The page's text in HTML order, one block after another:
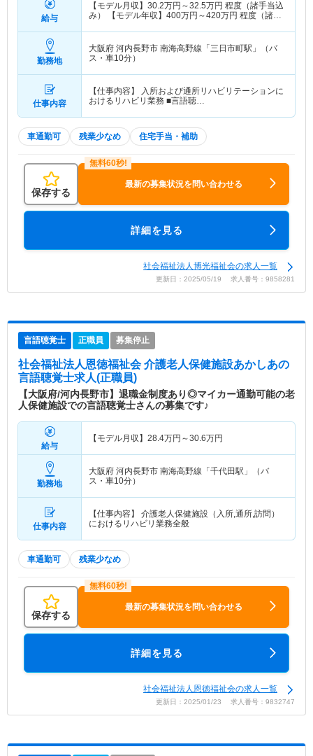
給与
【モデル月収】 30.2万円～32.5万円 程度（諸手当込
み） 【モデル年収】 400万円～420万円 程度（諸手
勤務地
大阪府 河内長野市 南海高野線「三日市町駅」（バ
ス・車10分）
仕事内容
【仕事内容】 入所および通所リハビリテーションに
おけるリハビリ業務 ■言語聴…
車通勤可 残業少なめ 住宅手当・補助
保存する
最新の募集状況を問い合わせる
詳細を見る
社会福祉法人博光福祉会の求人一覧
更新日：2025/05/19 求人番号：9858281
言語聴覚士 正職員 募集停止
社会福祉法人恩徳福祉会 介護老人保健施設あかしあの
言語聴覚士求人(正職員)
【大阪府/河内長野市】退職金制度あり◎マイカー通勤可能の老
人保健施設での言語聴覚士さんの募集です♪
給与
【モデル月収】 28.4万円～30.6万円
勤務地
大阪府 河内長野市 南海高野線「千代田駅」（バ
ス・車10分）
仕事内容
【仕事内容】 介護老人保健施設（入所,通所,訪問）
におけるリハビリ業務全般
車通勤可 残業少なめ
保存する
最新の募集状況を問い合わせる
詳細を見る
社会福祉法人恩徳福祉会の求人一覧
更新日：2025/01/23 求人番号：9832747